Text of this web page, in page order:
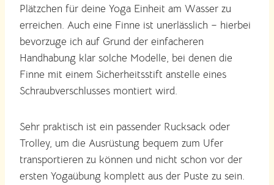
Plätzchen für deine Yoga Einheit am Wasser zu
erreichen. Auch eine Finne ist unerlässlich – hierbei
bevorzuge ich auf Grund der einfacheren
Handhabung klar solche Modelle, bei denen die
Finne mit einem Sicherheitsstift anstelle eines
Schraubverschlusses montiert wird.
Sehr praktisch ist ein passender Rucksack oder
Trolley, um die Ausrüstung bequem zum Ufer
transportieren zu können und nicht schon vor der
ersten Yogaübung komplett aus der Puste zu sein.